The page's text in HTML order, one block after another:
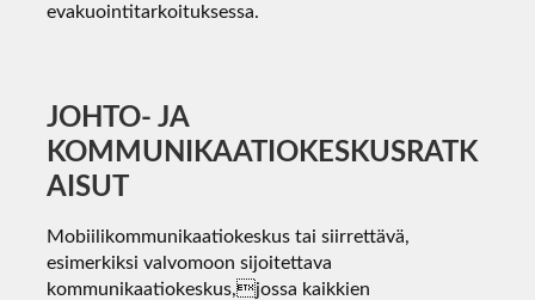
evakuointitarkoituksessa.
JOHTO- JA
KOMMUNIKAATIOKESKUSRATK
AISUT
Mobiilikommunikaatiokeskus tai siirrettävä,
esimerkiksi valvomoon sijoitettava
kommunikaatiokeskus,jossa kaikkien